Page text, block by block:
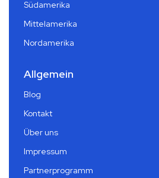
Südamerika
Mittelamerika
Nordamerika
Allgemein
Blog
Kontakt
Über uns
Impressum
Partnerprogramm